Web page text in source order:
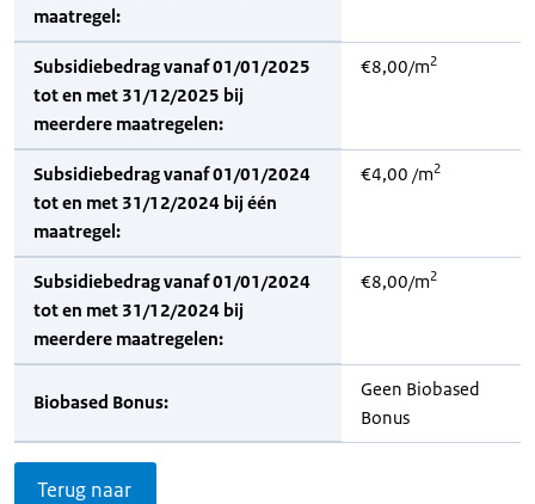
maatregel:
Subsidiebedrag vanaf 01/01/2025
tot en met 31/12/2025 bij
meerdere maatregelen:
€8,00/m2
Subsidiebedrag vanaf 01/01/2024
tot en met 31/12/2024 bij één
maatregel:
€4,00 /m2
Subsidiebedrag vanaf 01/01/2024
tot en met 31/12/2024 bij
meerdere maatregelen:
€8,00/m2
Biobased Bonus:
Geen Biobased
Bonus
Terug naar